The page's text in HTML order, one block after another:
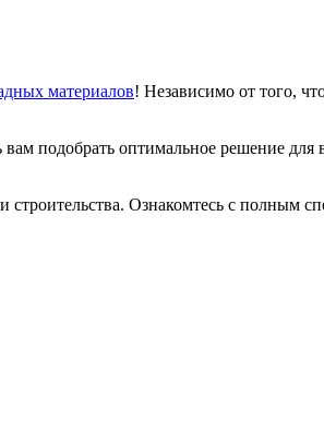
материалов! Независимо от того,
подобрать оптимальное решение для
строительства. Ознакомтесь с полным